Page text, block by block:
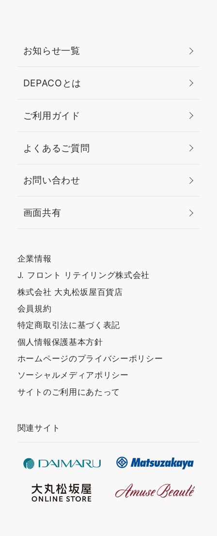
お知らせ一覧
DEPACOとは
ご利用ガイド
よくあるご質問
お問い合わせ
画面共有
企業情報
J. フロント リテイリング株式会社
株式会社 大丸松坂屋百貨店
会員規約
特定商取引法に基づく表記
個人情報保護基本方針
ホームページのプライバシーポリシー
ソーシャルメディアポリシー
サイトのご利用にあたって
関連サイト